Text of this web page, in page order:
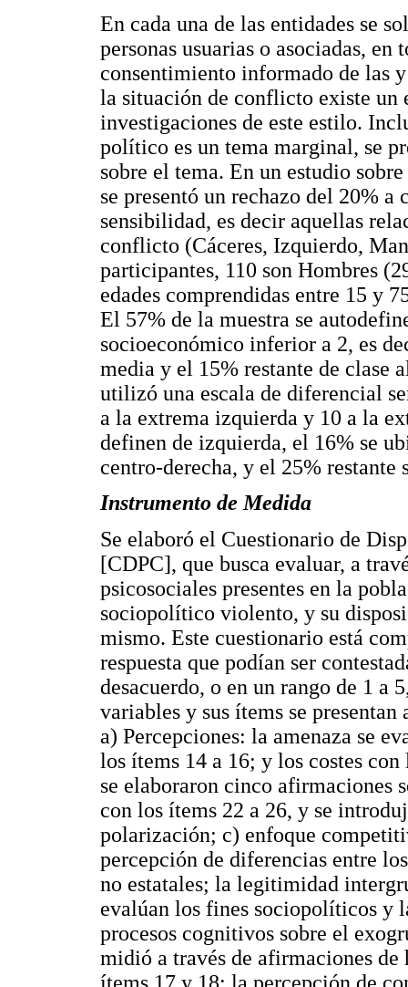
En cada una de las entidades se
personas usuarias o asociadas, en
consentimiento informado de las
la situación de conflicto existe un
investigaciones de este estilo.
político es un tema marginal, se
sobre el tema. En un estudio
se presentó un rechazo del 20%
sensibilidad, es decir aquellas
conflicto (Cáceres, Izquierdo,
participantes, 110 son Hombres
edades comprendidas entre 15 y
El 57% de la muestra se
socioeconómico inferior a 2, es
media y el 15% restante de clase
utilizó una escala de diferencial
a la extrema izquierda y 10 a la
definen de izquierda, el 16% se
centro-derecha, y el 25% restante
Instrumento de Medida
Se elaboró el Cuestionario de
[CDPC], que busca evaluar, a
psicosociales presentes en la
sociopolítico violento, y su
mismo. Este cuestionario está
respuesta que podían ser
desacuerdo, o en un rango de 1 a
variables y sus ítems se
a) Percepciones: la amenaza se
los ítems 14 a 16; y los costes
se elaboraron cinco afirmaciones
con los ítems 22 a 26, y se
polarización; c) enfoque
percepción de diferencias entre
no estatales; la legitimidad
evalúan los fines sociopolíticos y
procesos cognitivos sobre el
midió a través de afirmaciones
ítems 17 y 18; la percepción de